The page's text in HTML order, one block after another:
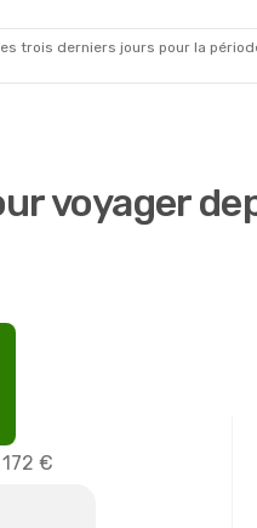
trois derniers jours pour la
voyager
172 €